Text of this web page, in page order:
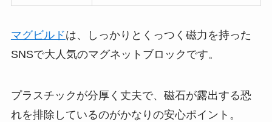
マグビルドは、しっかりとくっつく磁力を持った
SNSで大人気のマグネットブロックです。
プラスチックが分厚く丈夫で、磁石が露出する恐
れを排除しているのがかなりの安心ポイント。